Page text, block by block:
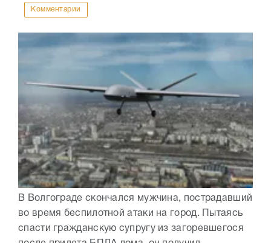
Комментарии
В Волгограде скончался мужчина, пострадавший
во время беспилотной атаки на город. Пытаясь
спасти гражданскую супругу из загоревшегося